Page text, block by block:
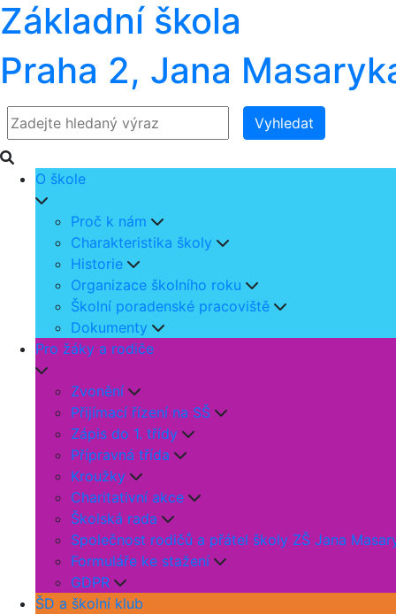
Základní škola
Praha 2, Jana
Vyhledat
O škole
Proč k nám
Charakteristika školy
Historie
Organizace školního roku
Školní poradenské pracoviště
Dokumenty
Pro žáky a rodiče
Zvonění
Přijímací řízení na SŠ
Zápis do 1. třídy
Přípravná třída
Kroužky
Charitativní akce
Školská rada
Společnost rodičů a přátel školy ZŠ Jana
Formuláře ke stažení
GDPR
ŠD a školní klub